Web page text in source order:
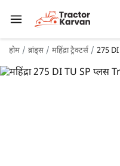
होम ब्रांड्स महिंद्रा ट्रैक्टर्स 275